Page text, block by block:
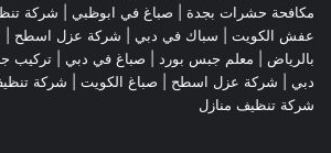
مكافحة حشرات بجدة
صباغ في ابوظبي شركة
عفش الكويت | سباك في دبي | شركة عزل اسطح
بالرياض
معلم جبس بورد صباغ في دبي
تركيب
دبي
شركة عزل اسطح صباغ الكويت شركة
شركة تنظيف منازل